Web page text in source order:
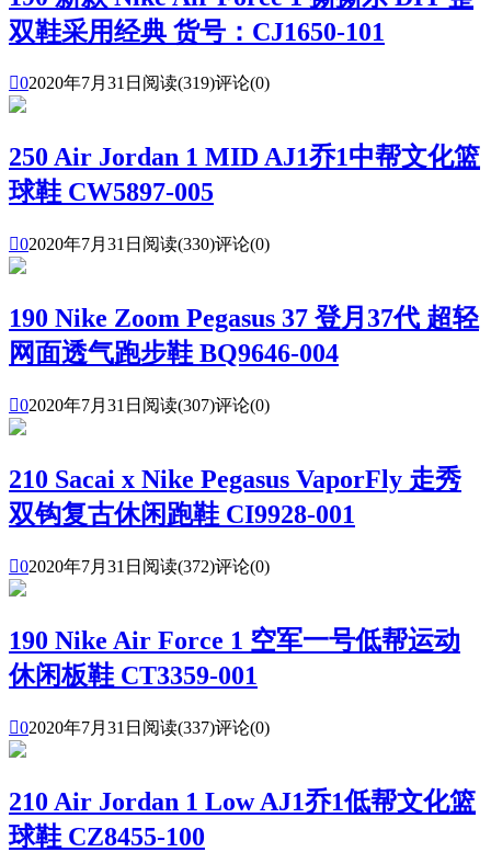
双鞋采用经典 货号：CJ1650-101
02020年7月31日 阅读(319)评论(0)
250 Air Jordan 1 MID AJ1乔1中帮文化篮
球鞋 CW5897-005
02020年7月31日 阅读(330)评论(0)
190 Nike Zoom Pegasus 37 登月37代 超轻
网面透气跑步鞋 BQ9646-004
02020年7月31日 阅读(307)评论(0)
210 Sacai x Nike Pegasus VaporFly 走秀
双钩复古休闲跑鞋 CI9928-001
02020年7月31日 阅读(372)评论(0)
190 Nike Air Force 1 空军一号低帮运动
休闲板鞋 CT3359-001
02020年7月31日 阅读(337)评论(0)
210 Air Jordan 1 Low AJ1乔1低帮文化篮
球鞋 CZ8455-100